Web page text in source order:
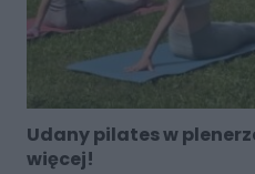
Udany pilates w
więcej!